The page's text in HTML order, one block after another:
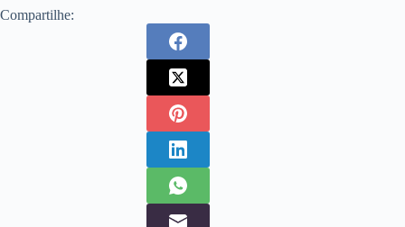
Compartilhe: